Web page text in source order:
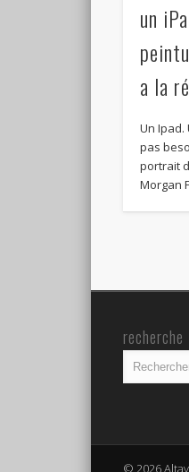
un
a la
Un Ipad.
pas
portrait
Morgan
recherche